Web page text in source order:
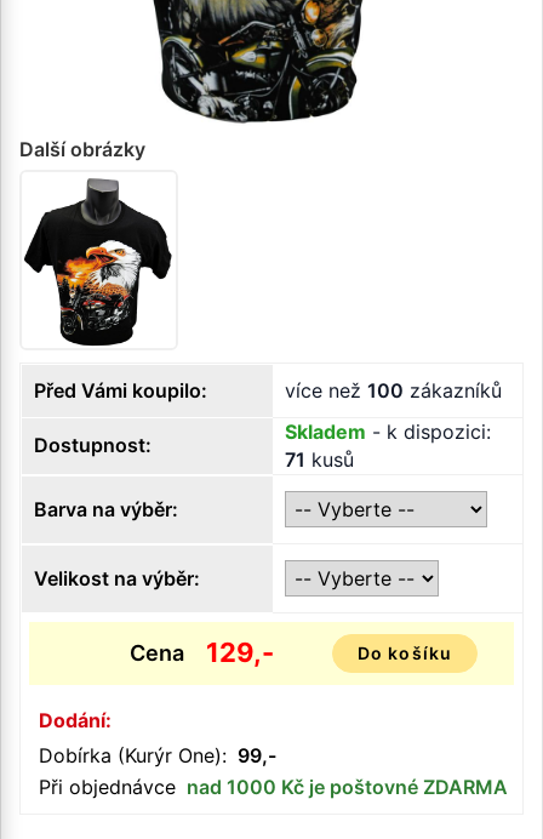
Další obrázky
Před Vámi koupilo: více než 100 zákazníků
Dostupnost:
Skladem - k dispozici:
71 kusů
Barva na výběr:
Velikost na výběr:
Cena 129,- Do košíku
Dodání:
Dobírka (Kurýr One): 99,-
Při objednávce nad 1000 Kč je poštovné ZDARMA